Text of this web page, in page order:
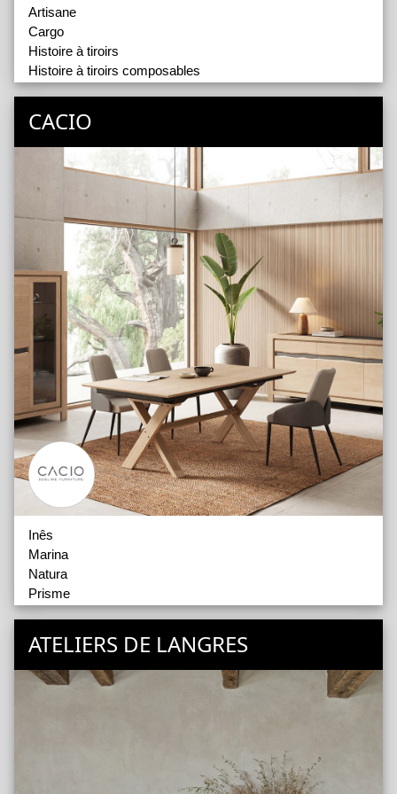
Artisane
Cargo
Histoire à tiroirs
Histoire à tiroirs composables
Nuances
CACIO
Inês
Marina
Natura
Prisme
St James
ATELIERS DE LANGRES